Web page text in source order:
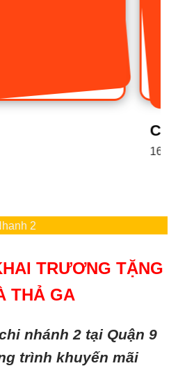
TRƯƠNG TẶNG
THẢ GA
nhánh 2 tại Quận 9
trình khuyến mãi